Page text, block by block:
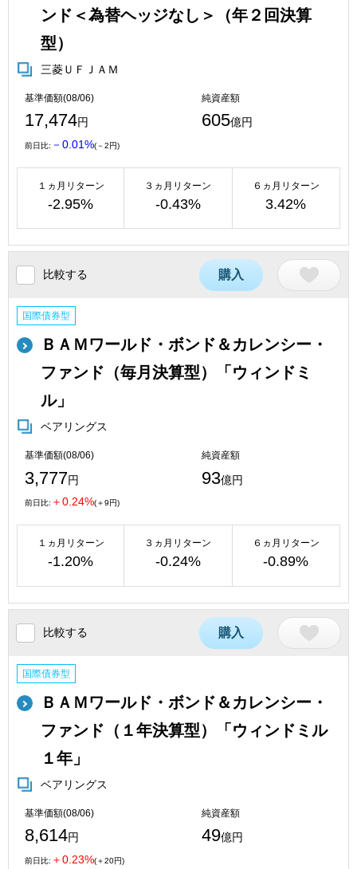
ンド＜為替ヘッジなし＞（年２回決算
型）
三菱ＵＦＪＡＭ
基準価額(08/06)
17,474円
純資産額
605億円
前日比: －0.01%(－2円)
１ヵ月リターン
-2.95%
３ヵ月リターン
-0.43%
６ヵ月リターン
3.42%
比較する 購入
国際債券型
ＢＡＭワールド・ボンド＆カレンシー・
ファンド（毎月決算型）「ウィンドミ
ル」
ベアリングス
基準価額(08/06)
3,777円
純資産額
93億円
前日比: ＋0.24%(＋9円)
１ヵ月リターン
-1.20%
３ヵ月リターン
-0.24%
６ヵ月リターン
-0.89%
比較する 購入
国際債券型
ＢＡＭワールド・ボンド＆カレンシー・
ファンド（１年決算型）「ウィンドミル
１年」
ベアリングス
基準価額(08/06)
8,614円
純資産額
49億円
前日比: ＋0.23%(＋20円)